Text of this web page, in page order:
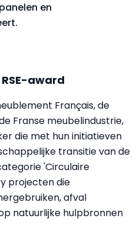
en
award
Français, de
Franse meubelindustrie,
die met hun initiatieven
transitie van de
'Circulaire
projecten die
afval
natuurlijke hulpbronnen